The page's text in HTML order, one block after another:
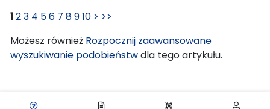
123 4 56 7 8910 > >>
Możesz również Rozpocznij zaawansowane
wyszukiwanie podobieństwdla tego artykułu.